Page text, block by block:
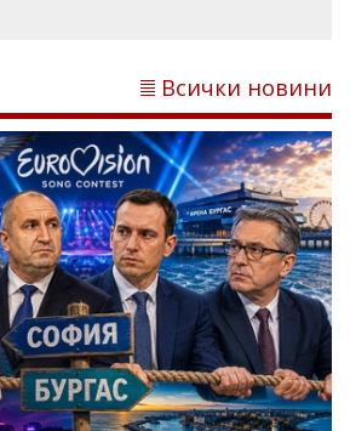
Всички новини